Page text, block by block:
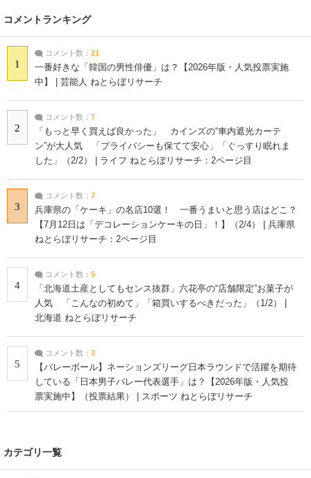
コメントランキング
1
コメント数： 21
一番好きな「韓国の男性俳優」は？【2026年版・人気投票実施
中】 | 芸能人 ねとらぼリサーチ
2
コメント数： 7
「もっと早く買えば良かった」 カインズの“車内遮光カーテ
ン”が大人気 「プライバシーも保てて安心」「ぐっすり眠れま
した」（2/2） | ライフ ねとらぼリサーチ：2ページ目
3
コメント数： 7
兵庫県の「ケーキ」の名店10選！ 一番うまいと思う店はどこ？
【7月12日は「デコレーションケーキの日」！】（2/4） | 兵庫県
ねとらぼリサーチ：2ページ目
4
コメント数： 5
「北海道土産としてもセンス抜群」六花亭の“店舗限定”お菓子が
人気 「こんなの初めて」「箱買いするべきだった」（1/2） |
北海道 ねとらぼリサーチ
5
コメント数： 3
【バレーボール】ネーションズリーグ日本ラウンドで活躍を期待
している「日本男子バレー代表選手」は？【2026年版・人気投
票実施中】（投票結果） | スポーツ ねとらぼリサーチ
カテゴリ一覧